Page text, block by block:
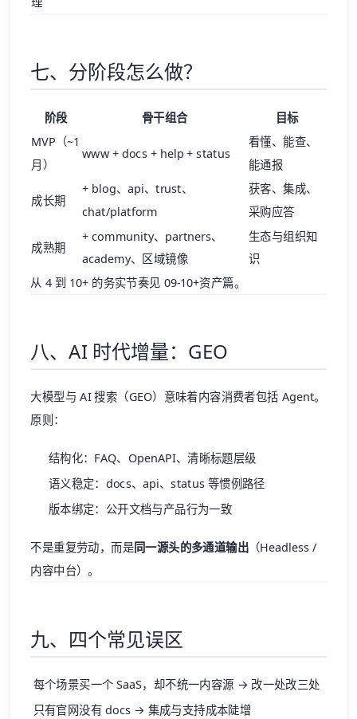
七、分阶段怎么做？
阶段 骨干组合 目标
MVP（~1
月）
www + docs + help + status
看懂、能查、
能通报
成长期
+ blog、api、trust、
chat/platform
获客、集成、
采购应答
成熟期
+ community、partners、
academy、区域镜像
生态与组织知
识
从 4 到 10+ 的务实节奏见 09-10+资产篇。
八、AI 时代增量：GEO
大模型与 AI 搜索（GEO）意味着内容消费者包括 Agent。
原则：
结构化：FAQ、OpenAPI、清晰标题层级
语义稳定：docs、api、status 等惯例路径
版本绑定：公开文档与产品行为一致
不是重复劳动，而是同一源头的多通道输出 （Headless /
内容中台）。
九、四个常见误区
每个场景买一个 SaaS，却不统一内容源 → 改一处改三处
只有官网没有 docs → 集成与支持成本陡增